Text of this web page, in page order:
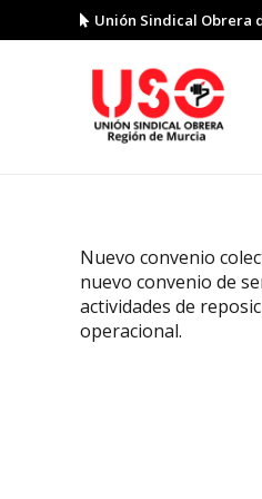
Unión Sindical Obrera
Nuevo convenio
nuevo convenio de
actividades de
operacional.